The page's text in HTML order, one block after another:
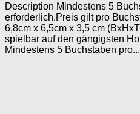
Description Mindestens 5
erforderlich.Preis gilt pro
6,8cm x 6,5cm x 3,5 cm
spielbar auf den gängigsten
Mindestens 5 Buchstaben pro...